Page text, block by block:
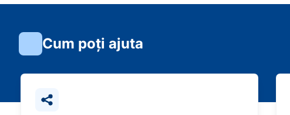
Cum poți ajuta